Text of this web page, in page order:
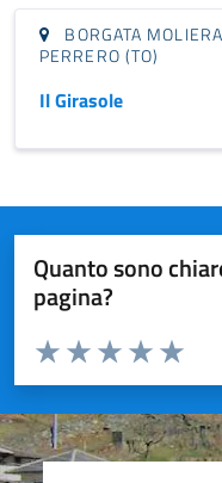
BORGATA
PERRERO (TO)
Il Girasole
Quanto sono
pagina?
Valuta da 1 a 5 stelle la
Valuta
Valuta 4
Valuta 3 stelle
Valuta 2 stelle su 5
Valuta 1 stelle su 5